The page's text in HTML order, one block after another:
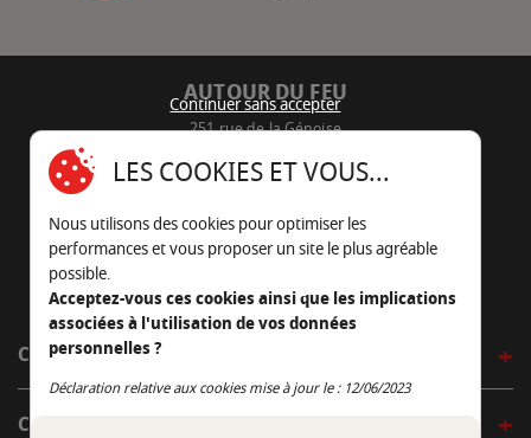
AUTOUR DU FEU
251 rue de la Génoise
05 45 22 98 09
Nous envoyer un e-mail
CÔTÉ OUTDOOR
CÔTÉ INDOOR
Continuer sans accepter
LES COOKIES ET VOUS...
Nous utilisons des cookies pour optimiser les
performances et vous proposer un site le plus agréable
possible.
Acceptez-vous ces cookies ainsi que les implications
associées à l'utilisation de vos données
personnelles ?
Déclaration relative aux cookies mise à jour le : 12/06/2023
Continuer sans accepter